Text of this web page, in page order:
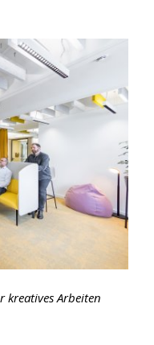
kreatives Arbeiten